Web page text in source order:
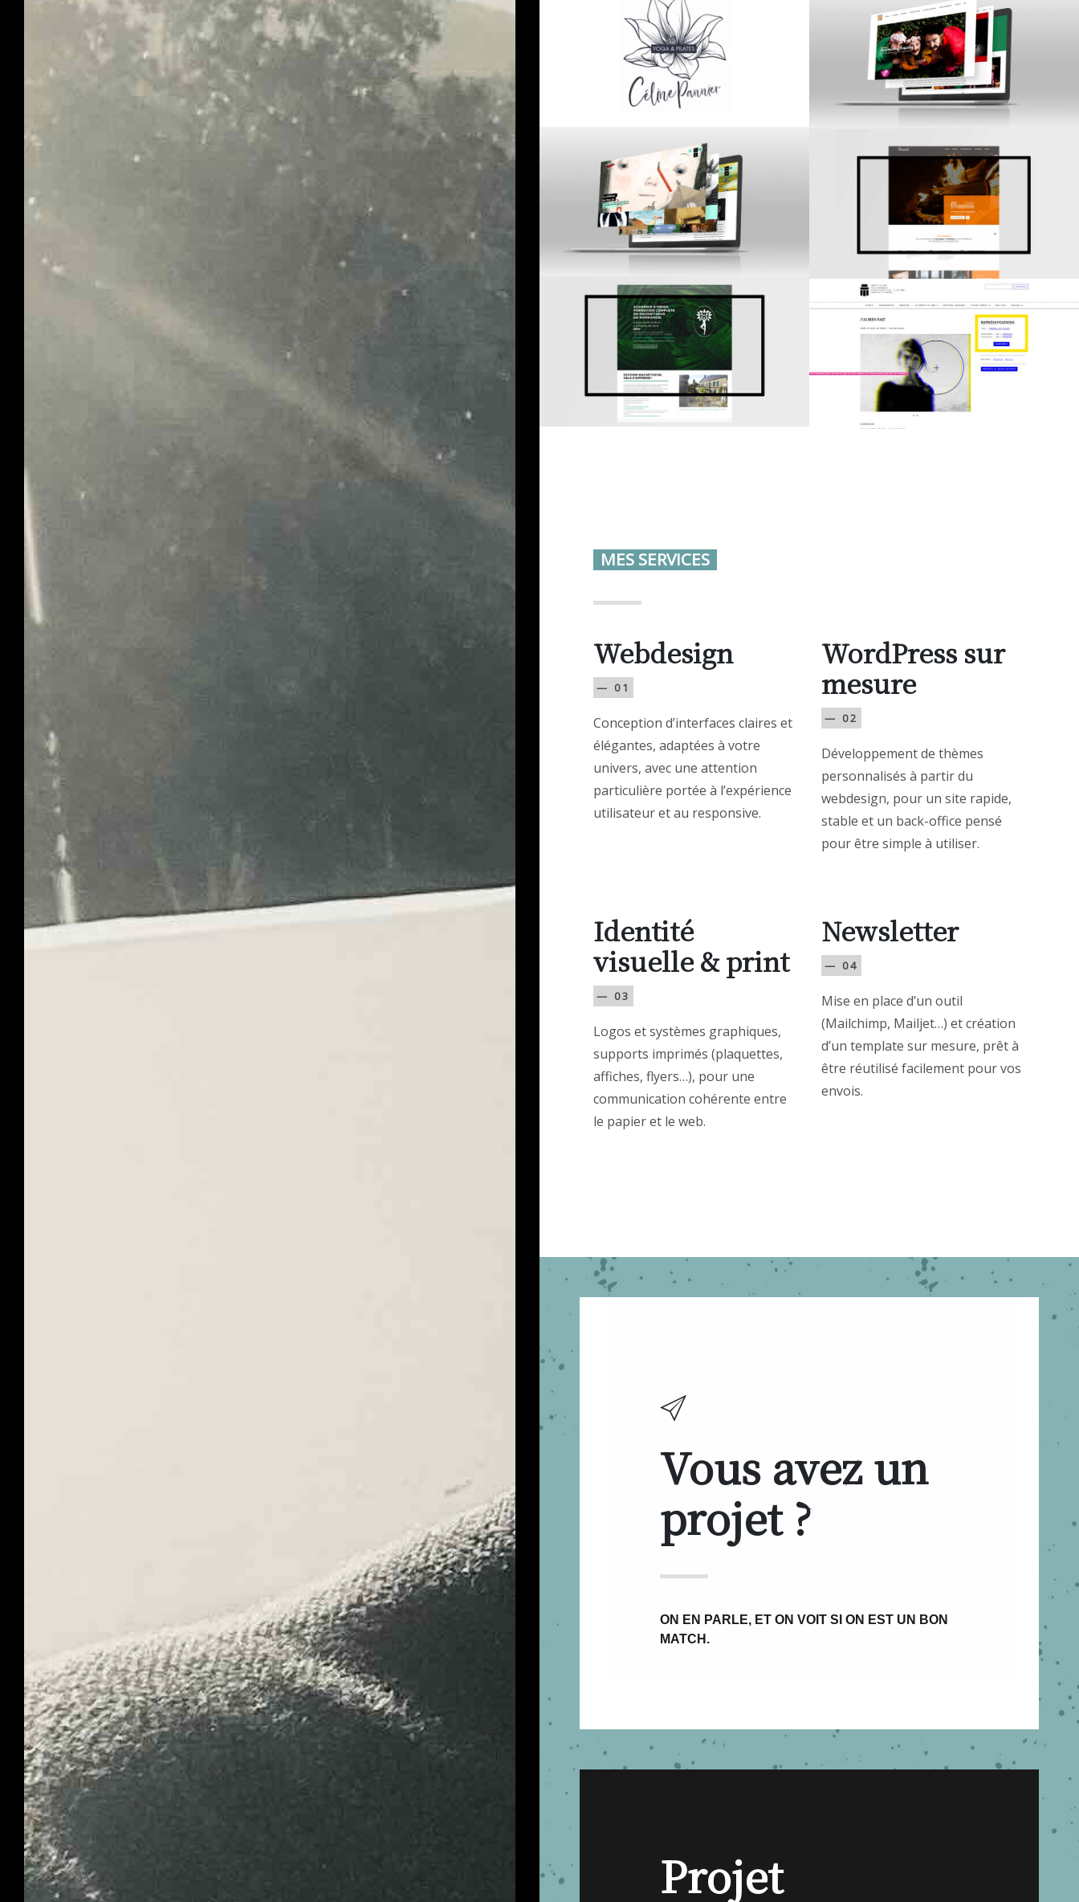
MES SERVICES
Webdesign
— 01
Conception d’interfaces claires et
élégantes, adaptées à votre
univers, avec une attention
particulière portée à l’expérience
utilisateur et au responsive.
WordPress sur
mesure
— 02
Développement de thèmes
personnalisés à partir du
webdesign, pour un site rapide,
stable et un back-office pensé
pour être simple à utiliser.
Identité
visuelle & print
— 03
Logos et systèmes graphiques,
supports imprimés (plaquettes,
affiches, flyers…), pour une
communication cohérente entre
le papier et le web.
Newsletter
— 04
Mise en place d’un outil
(Mailchimp, Mailjet…) et création
d’un template sur mesure, prêt à
être réutilisé facilement pour vos
envois.
Vous avez un
projet ?
ON EN PARLE, ET ON VOIT SI ON EST UN BON
MATCH.
Projet